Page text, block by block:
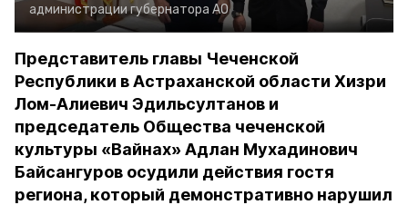
администрации губернатора АО
Представитель главы Чеченской
Республики в Астраханской области Хизри
Лом-Алиевич Эдильсултанов и
председатель Общества чеченской
культуры «Вайнах» Адлан Мухадинович
Байсангуров осудили действия гостя
региона, который демонстративно нарушил